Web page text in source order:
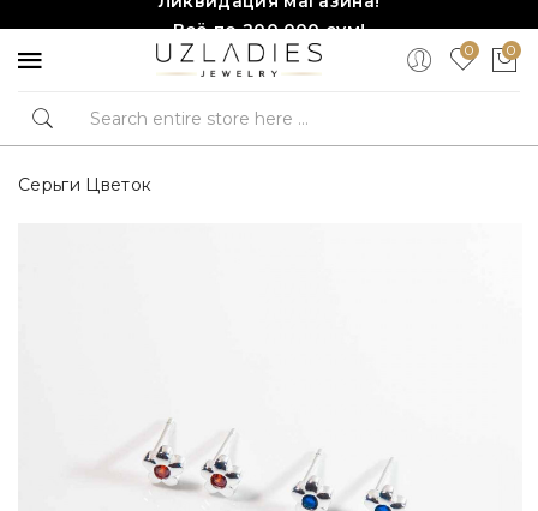
Всё по 200,000 сум!
Торопитесь, количество ограничено!❤️!0 0
Серьги Цветок